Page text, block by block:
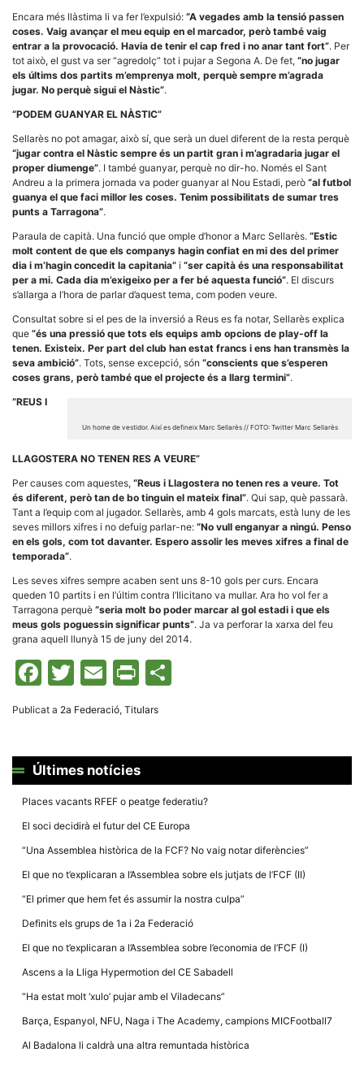
Encara més llàstima li va fer l’expulsió: “A vegades amb la tensió passen
coses. Vaig avançar el meu equip en el marcador, però també vaig
entrar a la provocació. Havia de tenir el cap fred i no anar tant fort”. Per
tot això, el gust va ser “agredolç” tot i pujar a Segona A. De fet, “no jugar
els últims dos partits m’emprenya molt, perquè sempre m’agrada
jugar. No perquè sigui el Nàstic”.
“PODEM GUANYAR EL NÀSTIC”
Sellarès no pot amagar, això sí, que serà un duel diferent de la resta perquè
“jugar contra el Nàstic sempre és un partit gran i m’agradaria jugar el
proper diumenge”. I també guanyar, perquè no dir-ho. Només el Sant
Andreu a la primera jornada va poder guanyar al Nou Estadi, però “al futbol
guanya el que faci millor les coses. Tenim possibilitats de sumar tres
punts a Tarragona”.
Paraula de capità. Una funció que omple d’honor a Marc Sellarès. “Estic
molt content de que els companys hagin confiat en mi des del primer
dia i m’hagin concedit la capitania” i “ser capità és una responsabilitat
per a mi. Cada dia m’exigeixo per a fer bé aquesta funció”. El discurs
s’allarga a l’hora de parlar d’aquest tema, com poden veure.
Consultat sobre si el pes de la inversió a Reus es fa notar, Sellarès explica
que “és una pressió que tots els equips amb opcions de play-off la
tenen. Existeix. Per part del club han estat francs i ens han transmès la
seva ambició”. Tots, sense excepció, són “conscients que s’esperen
coses grans, però també que el projecte és a llarg termini”.
Un home de vestidor. Així es defineix Marc Sellarès // FOTO: Twitter Marc Sellarès
“REUS I
LLAGOSTERA NO TENEN RES A VEURE”
Per causes com aquestes, “Reus i Llagostera no tenen res a veure. Tot
és diferent, però tan de bo tinguin el mateix final”. Qui sap, què passarà.
Tant a l’equip com al jugador. Sellarès, amb 4 gols marcats, està luny de les
seves millors xifres i no defuig parlar-ne: “No vull enganyar a ningú. Penso
en els gols, com tot davanter. Espero assolir les meves xifres a final de
temporada”.
Les seves xifres sempre acaben sent uns 8-10 gols per curs. Encara
queden 10 partits i en l’últim contra l’Ilicitano va mullar. Ara ho vol fer a
Tarragona perquè “seria molt bo poder marcar al gol estadi i que els
meus gols poguessin significar punts”. Ja va perforar la xarxa del feu
grana aquell llunyà 15 de juny del 2014.
Facebook
Twitter
Email
Print
Publicat a 2a Federació, Titulars
Últimes notícies
Places vacants RFEF o peatge federatiu?
El soci decidirà el futur del CE Europa
“Una Assemblea històrica de la FCF? No vaig notar diferències”
El que no t’explicaran a l’Assemblea sobre els jutjats de l’FCF (II)
“El primer que hem fet és assumir la nostra culpa”
Definits els grups de 1a i 2a Federació
El que no t’explicaran a l’Assemblea sobre l’economia de l’FCF (I)
Ascens a la Lliga Hypermotion del CE Sabadell
“Ha estat molt ‘xulo’ pujar amb el Viladecans”
Barça, Espanyol, NFU, Naga i The Academy, campions MICFootball7
Al Badalona li caldrà una altra remuntada històrica
Experiència
d'usuari
Alguns
dades en el seu
dispositiu que
permeten que el
lloc funcioni tan
bé com sigui
possible. Si
cookies
algunes
funcionalitats
desapareixeran
del lloc web.
Màrqueting
En compartir
els teus
interessos i
comportament
nostre lloc
només
anuncis,
ofertes i
contingut
personalitzat.